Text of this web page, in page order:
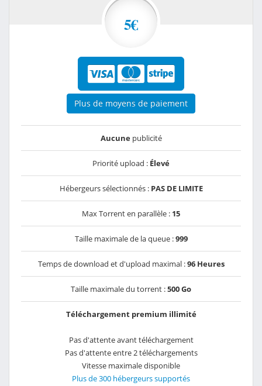
5€
Plus de moyens de paiement
Aucunepublicité
Priorité upload : Élevé
Hébergeurs sélectionnés : PAS DE LIMITE
Max Torrent en parallèle : 15
Taille maximale de la queue :999
Temps de download et d'upload maximal :96 Heures
Taille maximale du torrent :500 Go
Téléchargement premium illimité
Pas d'attente avant téléchargement
Pas d'attente entre 2 téléchargements
Vitesse maximale disponible
Plus de 300 hébergeurs supportés